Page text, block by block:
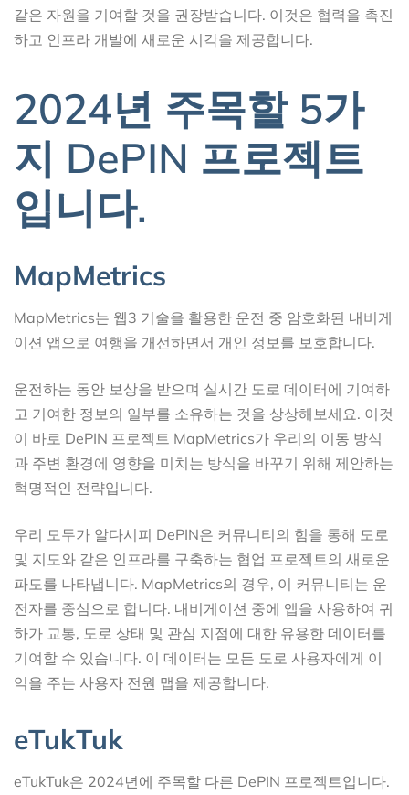
같은 자원을 기여할 것을 권장받습니다. 이것은 협력을 촉진
하고 인프라 개발에 새로운 시각을 제공합니다.
2024년 주목할 5가
지 DePIN 프로젝트
입니다.
MapMetrics
MapMetrics는 웹3 기술을 활용한 운전 중 암호화된 내비게
이션 앱으로 여행을 개선하면서 개인 정보를 보호합니다.
운전하는 동안 보상을 받으며 실시간 도로 데이터에 기여하
고 기여한 정보의 일부를 소유하는 것을 상상해보세요. 이것
이 바로 DePIN 프로젝트 MapMetrics가 우리의 이동 방식
과 주변 환경에 영향을 미치는 방식을 바꾸기 위해 제안하는
혁명적인 전략입니다.
우리 모두가 알다시피 DePIN은 커뮤니티의 힘을 통해 도로
및 지도와 같은 인프라를 구축하는 협업 프로젝트의 새로운
파도를 나타냅니다. MapMetrics의 경우, 이 커뮤니티는 운
전자를 중심으로 합니다. 내비게이션 중에 앱을 사용하여 귀
하가 교통, 도로 상태 및 관심 지점에 대한 유용한 데이터를
기여할 수 있습니다. 이 데이터는 모든 도로 사용자에게 이
익을 주는 사용자 전원 맵을 제공합니다.
eTukTuk
eTukTuk은 2024년에 주목할 다른 DePIN 프로젝트입니다.